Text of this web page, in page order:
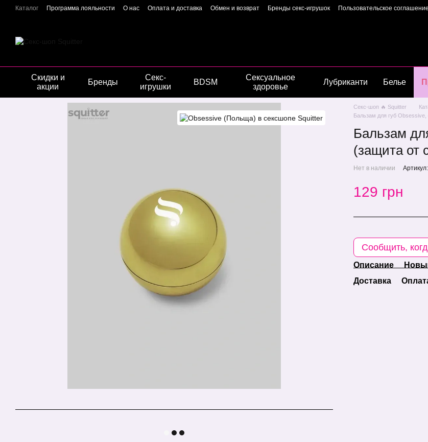
Перейти к основному контенту
Каталог Программа лояльности О нас Оплата и доставка Обмен и возврат Бренды секс-игрушок Пользовательское соглашение
Скидки и
акции
Бренды
Секс-
игрушки
BDSM
Сексуальное
здоровье
Лубриканти Белье
Секс-шоп 🔥 Squitter
Бальзам для губ
Бальзам
(защита от
Нет в наличии
129 грн
Сообщить,
Описание
Доставка